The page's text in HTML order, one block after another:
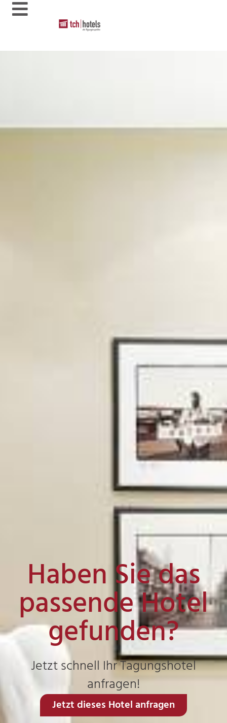
Haben Sie das
passende Hotel
gefunden?
Jetzt schnell Ihr Tagungshotel
anfragen!
Jetzt dieses Hotel anfragen